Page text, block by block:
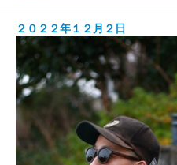
２０２２年１２月２日